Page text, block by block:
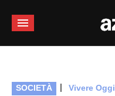
SOCIETÀ | Vivere Oggi